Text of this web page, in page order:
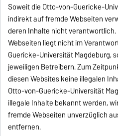
Soweit die Otto-von-Guericke-
indirekt auf fremde Webseiten
deren Inhalte nicht
Webseiten liegt nicht im
Guericke-Universität Magdeburg,
jeweiligen Betreibern. Zum
diesen Websites keine illegalen
Otto-von-Guericke-Universität
illegale Inhalte bekannt werden,
fremde Webseiten unverzüglich
entfernen.